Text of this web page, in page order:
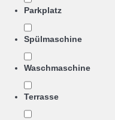
Parkplatz
Spülmaschine
Waschmaschine
Terrasse